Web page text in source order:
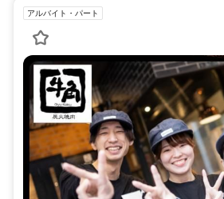
アルバイト・パート